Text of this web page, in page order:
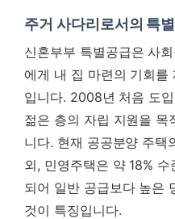
주거 사다리로서의 특
신혼부부 특별공급은 사
에게 내 집 마련의 기회를
입니다. 2008년 처음 도
젊은 층의 자립 지원을 목
니다. 현재 공공분양 주택
외, 민영주택은 약 18%
되어 일반 공급보다 높은
것이 특징입니다.